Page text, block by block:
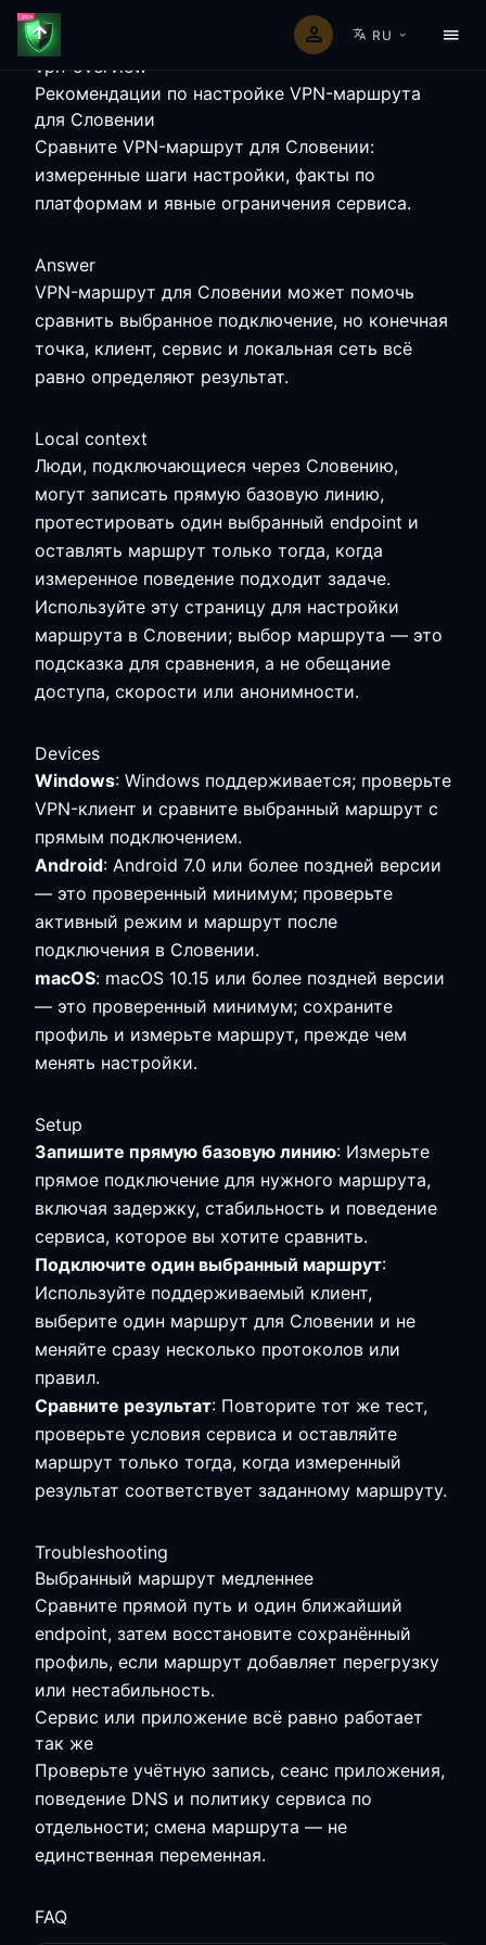
RU
vpn-overview
Рекомендации по настройке VPN-маршрута
для Словении
Сравните VPN-маршрут для Словении:
измеренные шаги настройки, факты по
платформам и явные ограничения сервиса.
Answer
VPN-маршрут для Словении может помочь
сравнить выбранное подключение, но конечная
точка, клиент, сервис и локальная сеть всё
равно определяют результат.
Local context
Люди, подключающиеся через Словению,
могут записать прямую базовую линию,
протестировать один выбранный endpoint и
оставлять маршрут только тогда, когда
измеренное поведение подходит задаче.
Используйте эту страницу для настройки
маршрута в Словении; выбор маршрута — это
подсказка для сравнения, а не обещание
доступа, скорости или анонимности.
Devices
Windows: Windows поддерживается; проверьте
VPN-клиент и сравните выбранный маршрут с
прямым подключением.
Android: Android 7.0 или более поздней версии
— это проверенный минимум; проверьте
активный режим и маршрут после
подключения в Словении.
macOS: macOS 10.15 или более поздней версии
— это проверенный минимум; сохраните
профиль и измерьте маршрут, прежде чем
менять настройки.
Setup
Запишите прямую базовую линию: Измерьте
прямое подключение для нужного маршрута,
включая задержку, стабильность и поведение
сервиса, которое вы хотите сравнить.
Подключите один выбранный маршрут:
Используйте поддерживаемый клиент,
выберите один маршрут для Словении и не
меняйте сразу несколько протоколов или
правил.
Сравните результат: Повторите тот же тест,
проверьте условия сервиса и оставляйте
маршрут только тогда, когда измеренный
результат соответствует заданному маршруту.
Troubleshooting
Выбранный маршрут медленнее
Сравните прямой путь и один ближайший
endpoint, затем восстановите сохранённый
профиль, если маршрут добавляет перегрузку
или нестабильность.
Сервис или приложение всё равно работает
так же
Проверьте учётную запись, сеанс приложения,
поведение DNS и политику сервиса по
отдельности; смена маршрута — не
единственная переменная.
FAQ